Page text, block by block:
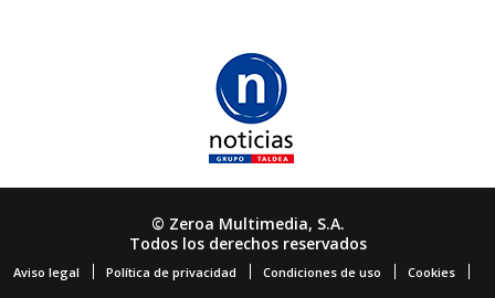
© Zeroa Multimedia, S.A.
Todos los derechos reservados
Aviso legal Política de privacidad Condiciones de uso Cookies